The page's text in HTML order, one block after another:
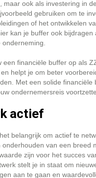
maar ook als investering in
gebruiken om te
of het ontwikkelen
kan je buffer ook bijdragen
een financiële buffer op als
helpt je om beter
Met een solide financiële
ondernemersreis
actief
belangrijk om actief te
onderhouden van een breed
zijn voor het succes
stelt je in staat om
aan te gaan en